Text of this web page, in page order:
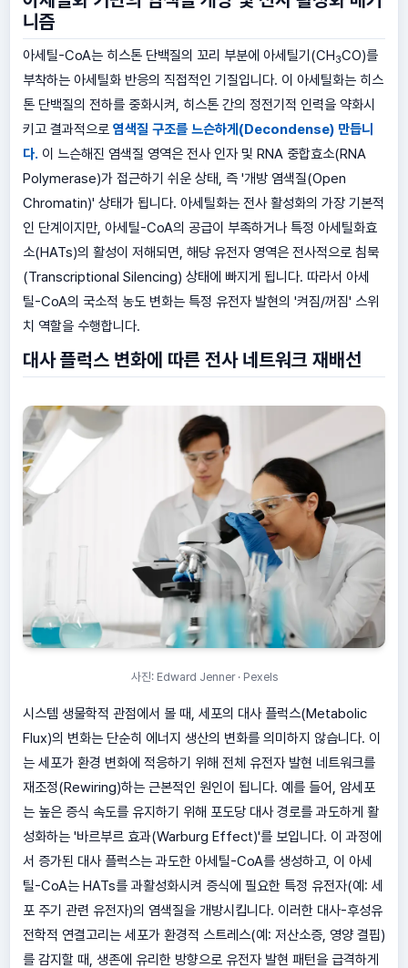
니즘
아세틸-CoA는 히스톤 단백질의 꼬리 부분에 아세틸기(CH3CO)를
부착하는 아세틸화 반응의 직접적인 기질입니다. 이 아세틸화는 히스
톤 단백질의 전하를 중화시켜, 히스톤 간의 정전기적 인력을 약화시
키고 결과적으로 염색질 구조를 느슨하게(Decondense) 만듭니
다.이 느슨해진 염색질 영역은 전사 인자 및 RNA 중합효소(RNA
Polymerase)가 접근하기 쉬운 상태, 즉 '개방 염색질(Open
Chromatin)' 상태가 됩니다. 아세틸화는 전사 활성화의 가장 기본적
인 단계이지만, 아세틸-CoA의 공급이 부족하거나 특정 아세틸화효
소(HATs)의 활성이 저해되면, 해당 유전자 영역은 전사적으로 침묵
(Transcriptional Silencing) 상태에 빠지게 됩니다. 따라서 아세
틸-CoA의 국소적 농도 변화는 특정 유전자 발현의 '켜짐/꺼짐' 스위
치 역할을 수행합니다.
대사 플럭스 변화에 따른 전사 네트워크 재배선
사진: Edward Jenner · Pexels
시스템 생물학적 관점에서 볼 때, 세포의 대사 플럭스(Metabolic
Flux)의 변화는 단순히 에너지 생산의 변화를 의미하지 않습니다. 이
는 세포가 환경 변화에 적응하기 위해 전체 유전자 발현 네트워크를
재조정(Rewiring)하는 근본적인 원인이 됩니다. 예를 들어, 암세포
는 높은 증식 속도를 유지하기 위해 포도당 대사 경로를 과도하게 활
성화하는 '바르부르 효과(Warburg Effect)'를 보입니다. 이 과정에
서 증가된 대사 플럭스는 과도한 아세틸-CoA를 생성하고, 이 아세
틸-CoA는 HATs를 과활성화시켜 증식에 필요한 특정 유전자(예: 세
포 주기 관련 유전자)의 염색질을 개방시킵니다. 이러한 대사-후성유
전학적 연결고리는 세포가 환경적 스트레스(예: 저산소증, 영양 결핍)
를 감지할 때, 생존에 유리한 방향으로 유전자 발현 패턴을 급격하게